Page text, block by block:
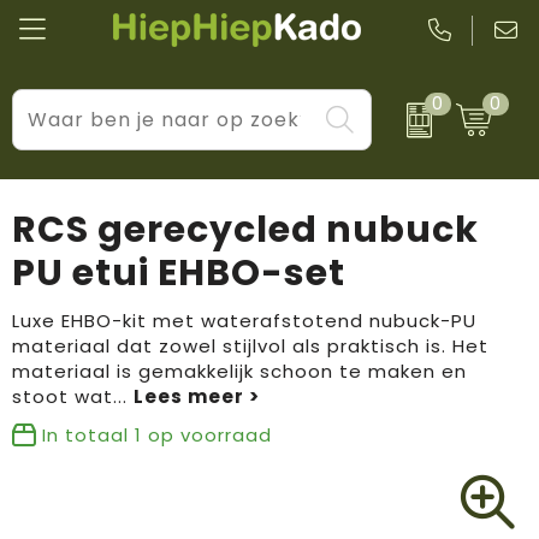
0 0
Kantoor & schrijfwaren
Wellness & verzorging
Tassen & reizen
Huis, tuin & keuken
Levensstijl
Prijs & impact
BIC
Boska
Brandflavours
Camelbak
RCS gerecycled nubuck
PU etui EHBO-set
Luxe EHBO-kit met waterafstotend nubuck-PU
materiaal dat zowel stijlvol als praktisch is. Het
materiaal is gemakkelijk schoon te maken en
stoot wat...
In totaal 1 op voorraad